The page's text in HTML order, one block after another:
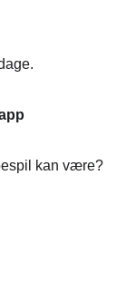
kan være?